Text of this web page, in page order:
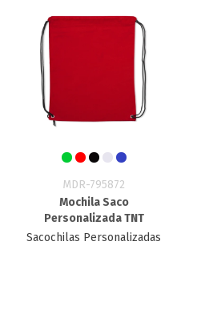
MDR-795872
Mochila Saco
Personalizada TNT
Sacochilas Personalizadas